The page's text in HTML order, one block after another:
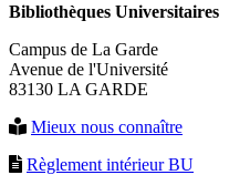
Bibliothèques Universitaires
Campus de La Garde
Avenue de l'Université
83130 LA GARDE
Mieux nous connaître
Règlement intérieur BU